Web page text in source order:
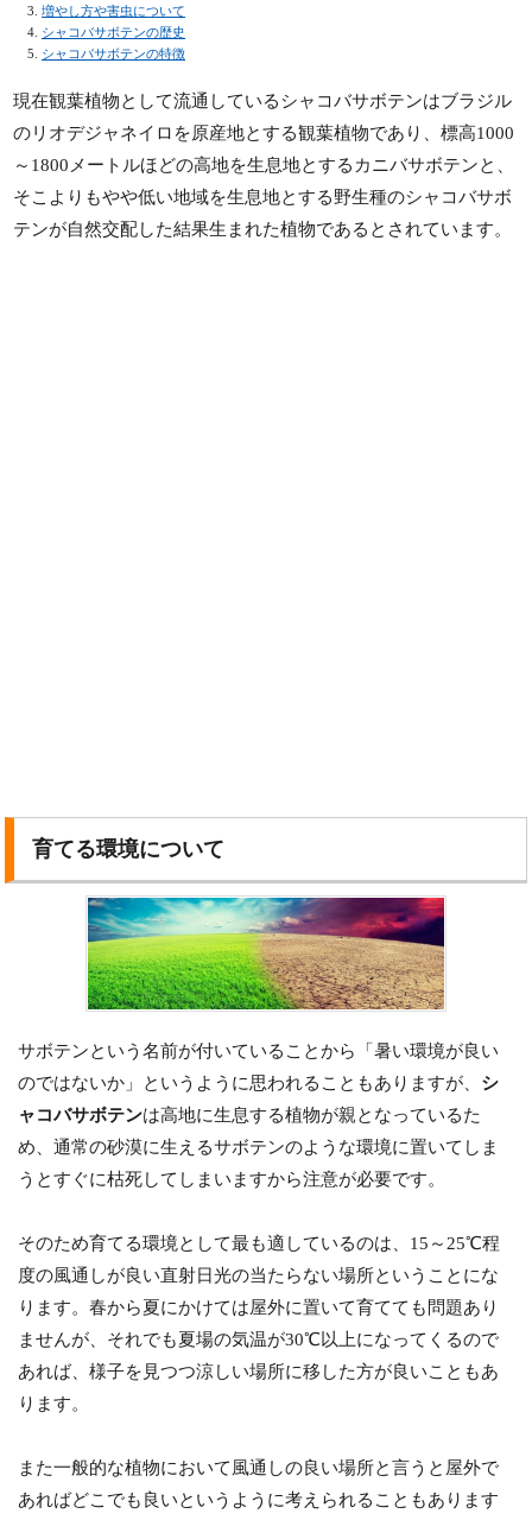
増やし方や害虫について
シャコバサボテンの歴史
シャコバサボテンの特徴
現在観葉植物として流通しているシャコバサボテンはブラジル
のリオデジャネイロを原産地とする観葉植物であり、標高1000
～1800メートルほどの高地を生息地とするカニバサボテンと、
そこよりもやや低い地域を生息地とする野生種のシャコバサボ
テンが自然交配した結果生まれた植物であるとされています。
育てる環境について
サボテンという名前が付いていることから「暑い環境が良い
のではないか」というように思われることもありますが、 シ
ャコバサボテンは高地に生息する植物が親となっているた
め、通常の砂漠に生えるサボテンのような環境に置いてしま
うとすぐに枯死してしまいますから注意が必要です。
そのため育てる環境として最も適しているのは、15～25℃程
度の風通しが良い直射日光の当たらない場所ということにな
ります。春から夏にかけては屋外に置いて育てても問題あり
ませんが、それでも夏場の気温が30℃以上になってくるので
あれば、様子を見つつ涼しい場所に移した方が良いこともあ
ります。
また一般的な植物において風通しの良い場所と言うと屋外で
あればどこでも良いというように考えられることもあります